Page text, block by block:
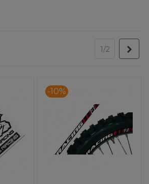
1/2
-10%